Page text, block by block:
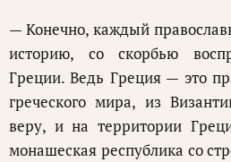
— Конечно, каждый
историю, со скорбью
Греции. Ведь Греция — это
греческого мира, из
веру, и на территории
монашеская республика со